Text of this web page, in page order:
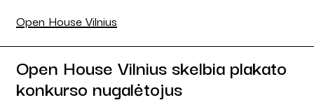
Open House Vilnius
Open House Vilnius skelbia plakato
konkurso nugalėtojus